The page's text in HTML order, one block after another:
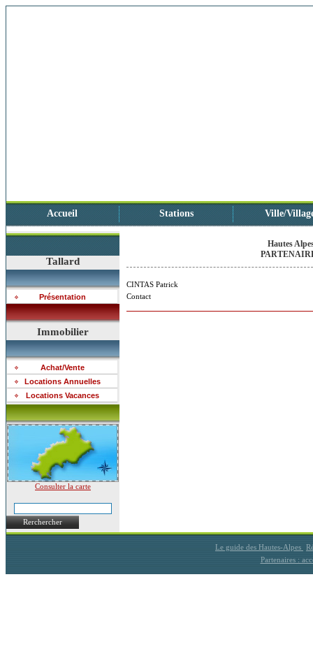
Accueil Stations Ville/
Tallard
Présentation
Immobilier
Achat/Vente
Locations Annuelles
Locations Vacances
Consulter la carte
Rerchercher
Hautes
CINTAS Patrick
Contact
Le guide des Hautes-Alpes
Partenaires :